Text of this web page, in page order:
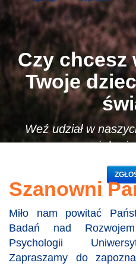
Czy chcesz
Twoje
Weź udział w
nauce i
Szanowni
Miło nam powitać
Badań nad
Psychologii
Zapraszamy do